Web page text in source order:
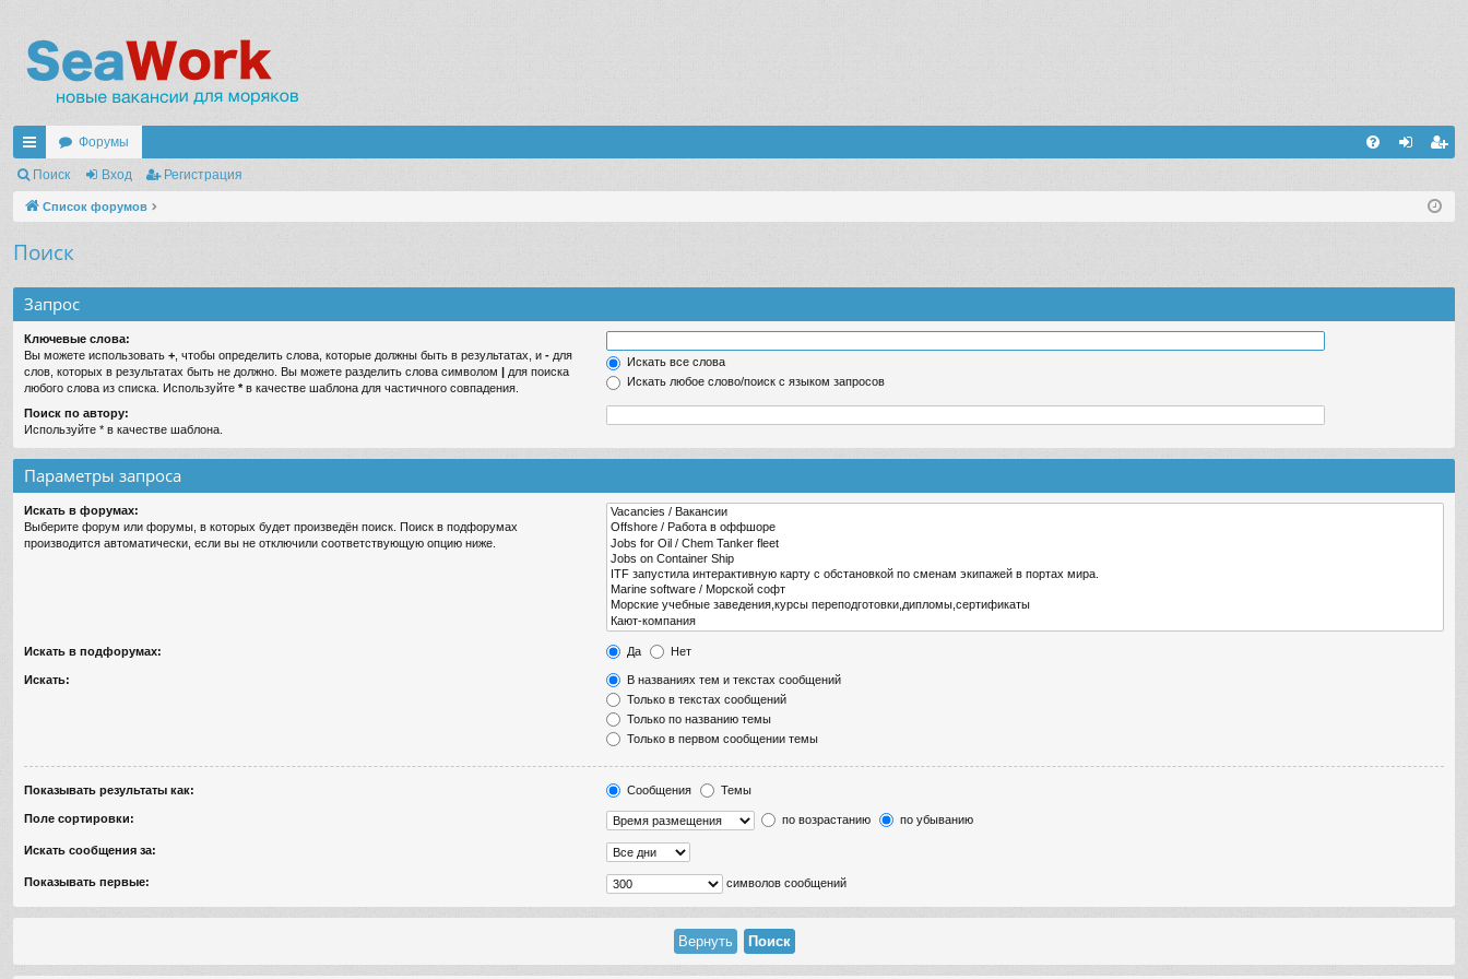
с
ы
Форумы
ис
Поиск Вход Регистрация
Список форумов
Поиск
Запрос
Ключевые слова:
Вы можете использовать + , чтобы определить слова, которые должны быть в результатах, и - для
слов, которых в результатах быть не должно. Вы можете разделить слова символом | для поиска
любого слова из списка. Используйте *в качестве шаблона для частичного совпадения.
Искать все слова
Искать любое слово/поиск с языком запросов
Поиск по автору:
Используйте * в качестве шаблона.
Параметры запроса
Искать в форумах:
Выберите форум или форумы, в которых будет произведён поиск. Поиск в подфорумах
производится автоматически, если вы не отключили соответствующую опцию ниже.
Искать в подфорумах: Да Нет
Искать:
В названиях тем и текстах сообщений
Только в текстах сообщений
Только по названию темы
Только в первом сообщении темы
Показывать результаты как: Сообщения Темы
Поле сортировки: по возрастанию по убыванию
Искать сообщения за:
Показывать первые: символов сообщений